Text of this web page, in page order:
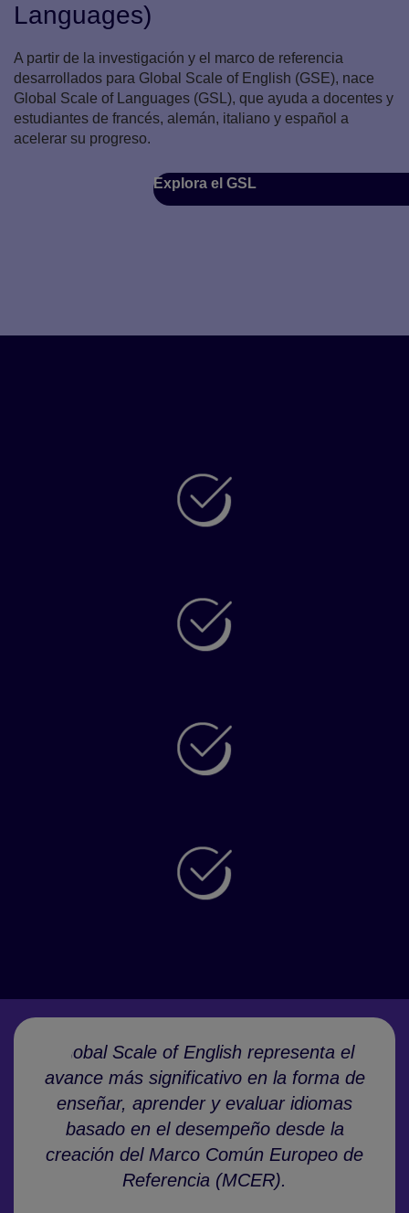
Languages)
A partir de la investigación y el marco de referencia
desarrollados para Global Scale of English (GSE), nace
Global Scale of Languages (GSL), que ayuda a docentes y
estudiantes de francés, alemán, italiano y español a
acelerar su progreso.
Explora el GSL
Global Scale of English representa el
avance más significativo en la forma de
enseñar, aprender y evaluar idiomas
basado en el desempeño desde la
creación del Marco Común Europeo de
Referencia (MCER).